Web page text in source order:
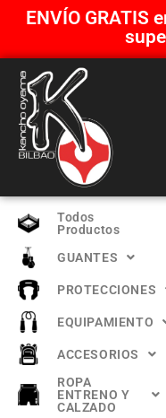
ENVÍO GRATIS
Todos
Productos
GUANTES
PROTECCIONES
EQUIPAMIENTO
ACCESORIOS
ROPA
ENTRENO Y
CALZADO